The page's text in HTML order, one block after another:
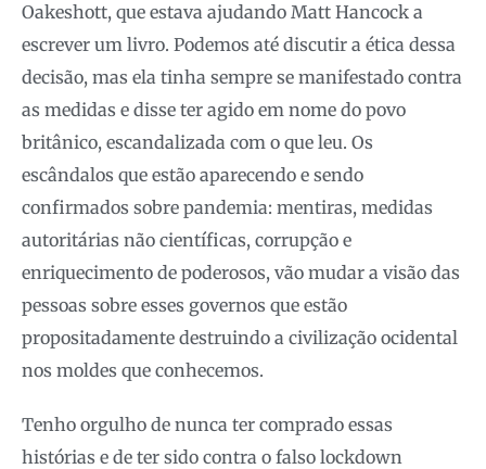
Oakeshott, que estava ajudando Matt Hancock a
escrever um livro. Podemos até discutir a ética dessa
decisão, mas ela tinha sempre se manifestado contra
as medidas e disse ter agido em nome do povo
britânico, escandalizada com o que leu. Os
escândalos que estão aparecendo e sendo
confirmados sobre pandemia: mentiras, medidas
autoritárias não científicas, corrupção e
enriquecimento de poderosos, vão mudar a visão das
pessoas sobre esses governos que estão
propositadamente destruindo a civilização ocidental
nos moldes que conhecemos.
Tenho orgulho de nunca ter comprado essas
histórias e de ter sido contra o falso lockdown